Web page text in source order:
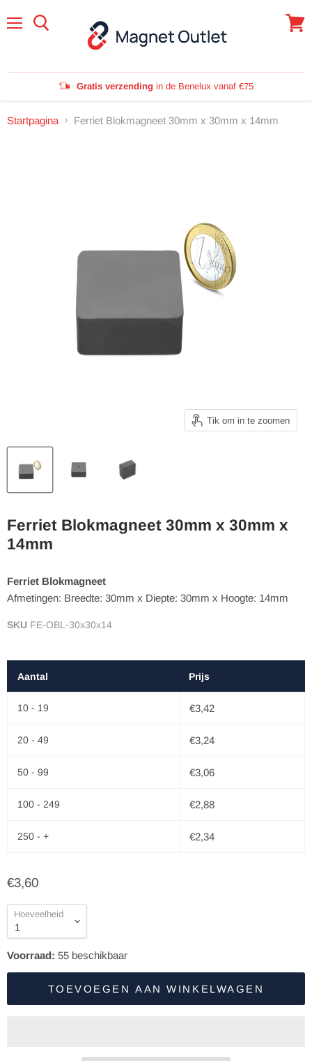
Gratis verzending in de Benelux vanaf €75
Startpagina Ferriet Blokmagneet 30mm x 30mm x 14mm
Tik om in te zoomen
Ferriet Blokmagneet 30mm x 30mm x
14mm
Ferriet Blokmagneet
Afmetingen: Breedte: 30mm x Diepte: 30mm x Hoogte: 14mm
SKU FE-OBL-30x30x14
Aantal Prijs
10 - 19 €3,42
20 - 49 €3,24
50 - 99 €3,06
100 - 249 €2,88
250 - + €2,34
€3,60
Hoeveelheid
Voorraad: 55 beschikbaar
TOEVOEGEN AAN WINKELWAGEN